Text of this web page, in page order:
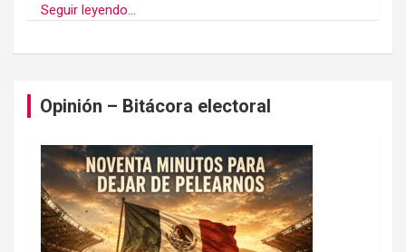
Seguir leyendo...
Opinión – Bitácora electoral